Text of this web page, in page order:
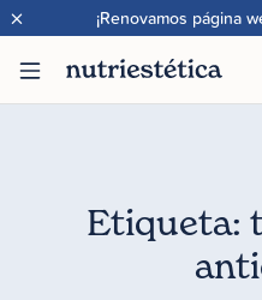
¡Renovamos página
×
Etiqueta: